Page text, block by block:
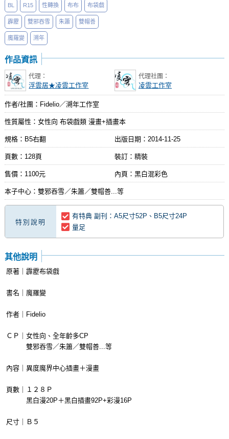
BL R15 性轉換 布布 布袋戲
霹靂 雙邪吞雪 朱簫 雙帽善
魔羅變 溯年
作品資訊
代理：
浮雲居★凌雲工作室
代理社團：
凌雲工作室
作者/社團：Fidelio／溯年工作室
性質屬性：女性向 布袋戲類 漫畫+插畫本
規格：B5右翻 出版日期： 2014-11-25
頁數：128頁 裝訂：精裝
售價：1100元 內頁：黑白混彩色
本子中心：雙邪吞雪／朱簫／雙帽善...等
特別說明
有特典 副刊：A5尺寸52P、B5尺寸24P
量足
其他說明
原著｜霹靂布袋戲
書名｜魔羅變
作者｜Fidelio
ＣＰ｜女性向、全年齡多CP
雙邪吞雪／朱簫／雙帽善...等
內容｜異度魔界中心插畫＋漫畫
頁數｜１２８Ｐ
黑白漫20P＋黑白插畫92P+彩漫16P
尺寸｜Ｂ５